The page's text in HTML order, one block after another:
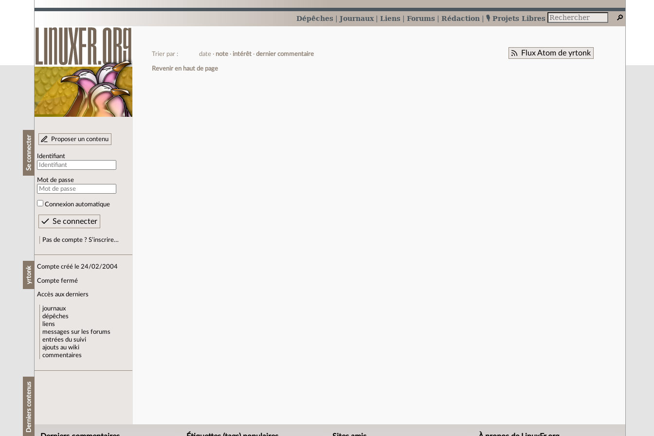
Dépêches Journaux Liens Forums Rédaction 🎙️ Projets Libres
Se connecter Proposer un contenu
Identifiant
Mot de passe
Connexion automatique
Pas de compte ? S’inscrire…
yrtonk Compte créé le 24/02/2004
Compte fermé
Accès aux derniers
journaux
dépêches
liens
messages sur les forums
entrées du suivi
ajouts au wiki
commentaires
Derniers contenus
Flux Atom de yrtonk
Trier par : date note intérêt dernier commentaire
Revenir en haut de page